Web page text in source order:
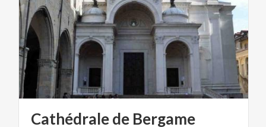
Cathédralede Bergame